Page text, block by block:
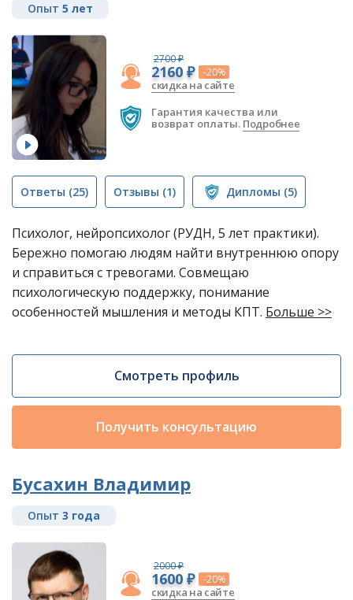
Опыт 5 лет
2700 ₽
2160 ₽ -20%
скидка на сайте
Гарантия качества или
возврат оплаты. Подробнее
Ответы (25) Отзывы (1) Дипломы (5)
Психолог, нейропсихолог (РУДН, 5 лет практики).
Бережно помогаю людям найти внутреннюю опору
и справиться с тревогами. Совмещаю
психологическую поддержку, понимание
особенностей мышления и методы КПТ. Больше >>
Смотреть профиль
Получить консультацию
Бусахин Владимир
Опыт 3 года
2000 ₽
1600 ₽ -20%
скидка на сайте